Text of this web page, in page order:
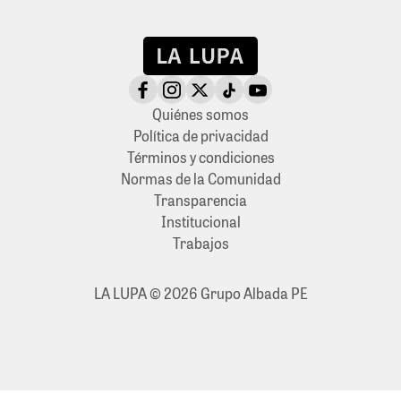
Quiénes somos
Política de privacidad
Términos y condiciones
Normas de la Comunidad
Transparencia
Institucional
Trabajos
LA LUPA © 2026 Grupo Albada PE